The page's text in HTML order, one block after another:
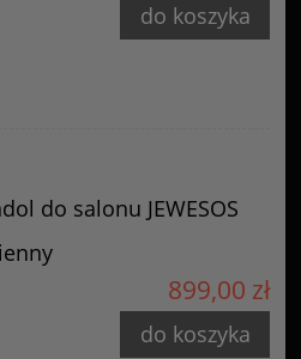
do koszyka
do salonu JEWESOS
899,00 zł
do koszyka